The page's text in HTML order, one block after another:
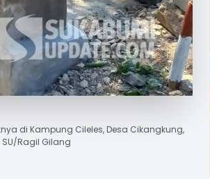
di Kampung Cileles, Desa Cikangkung,
Ragil Gilang